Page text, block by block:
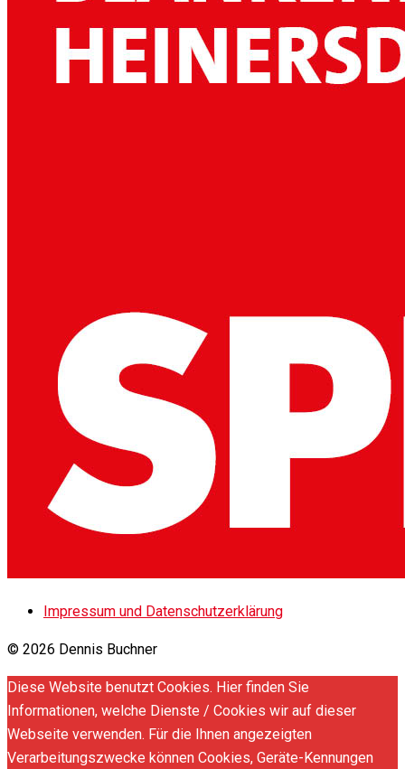
Impressum und Datenschutzerklärung
© 2026 Dennis Buchner
Diese Website benutzt Cookies. Hier finden Sie
Informationen, welche Dienste / Cookies wir auf dieser
Webseite verwenden. Für die Ihnen angezeigten
Verarbeitungszwecke können Cookies, Geräte-Kennungen